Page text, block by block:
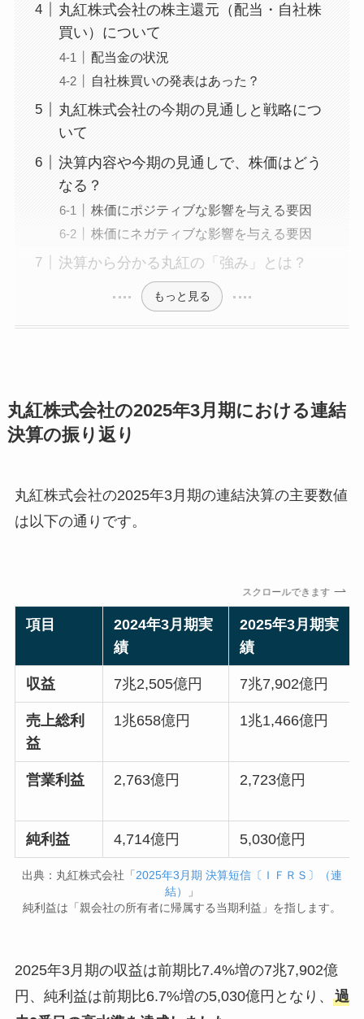
丸紅株式会社の株主還元（配当・自社株
買い）について
配当金の状況
自社株買いの発表はあった？
丸紅株式会社の今期の見通しと戦略につ
いて
決算内容や今期の見通しで、株価はどう
なる？
株価にポジティブな影響を与える要因
株価にネガティブな影響を与える要因
決算から分かる丸紅の「強み」とは？
もっと見る
丸紅株式会社の2025年3月期における連結
決算の振り返り
丸紅株式会社の2025年3月期の連結決算の主要数値
は以下の通りです。
スクロールできます
項目
2024年3月期実
績
2025年3月期実
績
収益 7兆2,505億円 7兆7,902億円
売上総利
益
1兆658億円 1兆1,466億円
営業利益 2,763億円 2,723億円
純利益 4,714億円 5,030億円
出典：丸紅株式会社「2025年3月期 決算短信〔ＩＦＲＳ〕（連
結）
」
純利益は「親会社の所有者に帰属する当期利益」を指します。
2025年3月期の収益は前期比7.4%増の7兆7,902億
円、純利益は前期比6.7%増の5,030億円となり、 過